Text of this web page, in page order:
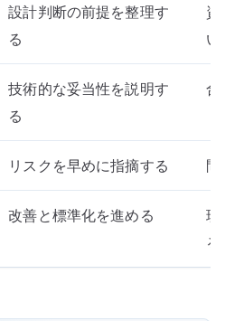
設計判断の前提を整理す
る
資
い
技術的な妥当性を説明す
る
合
リスクを早めに指摘する 問
改善と標準化を進める
現
る